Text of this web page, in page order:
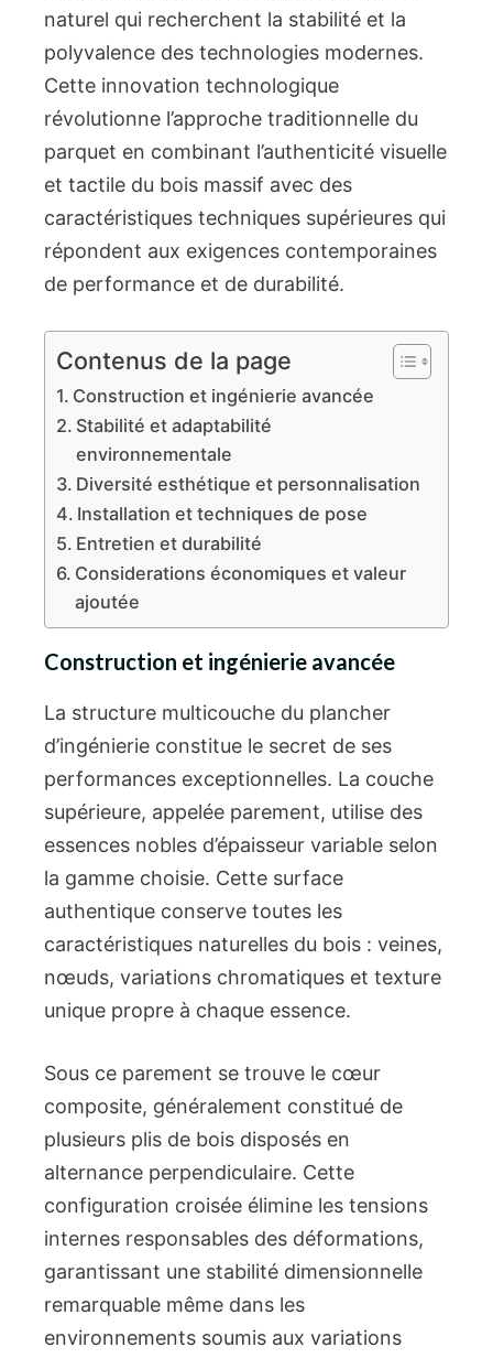
naturel qui recherchent la stabilité et la
polyvalence des technologies modernes.
Cette innovation technologique
révolutionne l’approche traditionnelle du
parquet en combinant l’authenticité visuelle
et tactile du bois massif avec des
caractéristiques techniques supérieures qui
répondent aux exigences contemporaines
de performance et de durabilité.
Contenus de la page
Construction et ingénierie avancée
Stabilité et adaptabilité
environnementale
Diversité esthétique et personnalisation
Installation et techniques de pose
Entretien et durabilité
Considerations économiques et valeur
ajoutée
Construction et ingénierie avancée
La structure multicouche du plancher
d’ingénierie constitue le secret de ses
performances exceptionnelles. La couche
supérieure, appelée parement, utilise des
essences nobles d’épaisseur variable selon
la gamme choisie. Cette surface
authentique conserve toutes les
caractéristiques naturelles du bois : veines,
nœuds, variations chromatiques et texture
unique propre à chaque essence.
Sous ce parement se trouve le cœur
composite, généralement constitué de
plusieurs plis de bois disposés en
alternance perpendiculaire. Cette
configuration croisée élimine les tensions
internes responsables des déformations,
garantissant une stabilité dimensionnelle
remarquable même dans les
environnements soumis aux variations